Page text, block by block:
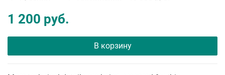
1 200 руб.
В корзину